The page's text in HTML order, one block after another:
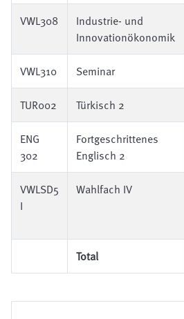
VWL308
Industrie- und
Innovationökonomik
VWL310 Seminar
TUR002 Türkisch 2
ENG
302
Fortgeschrittenes
Englisch 2
VWLSD5
I
Wahlfach IV
Total